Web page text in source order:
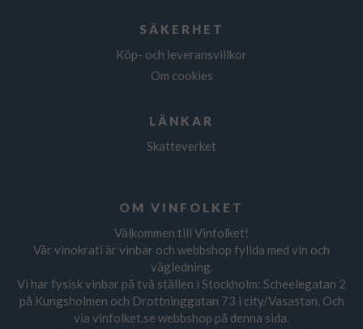
SÄKERHET
Köp- och leveransvillkor
Om cookies
LÄNKAR
Skatteverket
OM VINFOLKET
Välkommen till Vinfolket!
Vår vinokrati är vinbar och webbshop fyllda med vin och
vägledning.
Vi har fysisk vinbar på två ställen i Stockholm: Scheelegatan 2
på Kungsholmen och Drottninggatan 73 i city/Vasastan. Och
via vinfolket.se webbshop på denna sida.